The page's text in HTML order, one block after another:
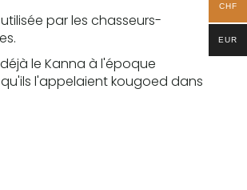
par les chasseurs-
le Kanna à l'époque
l'appelaient kougoed dans
CHF
EUR